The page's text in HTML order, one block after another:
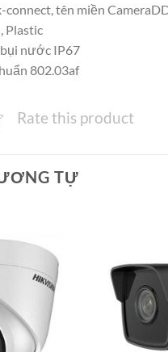
tên miền
Plastic
nước IP67
802.03af
Rate this product
TỰ